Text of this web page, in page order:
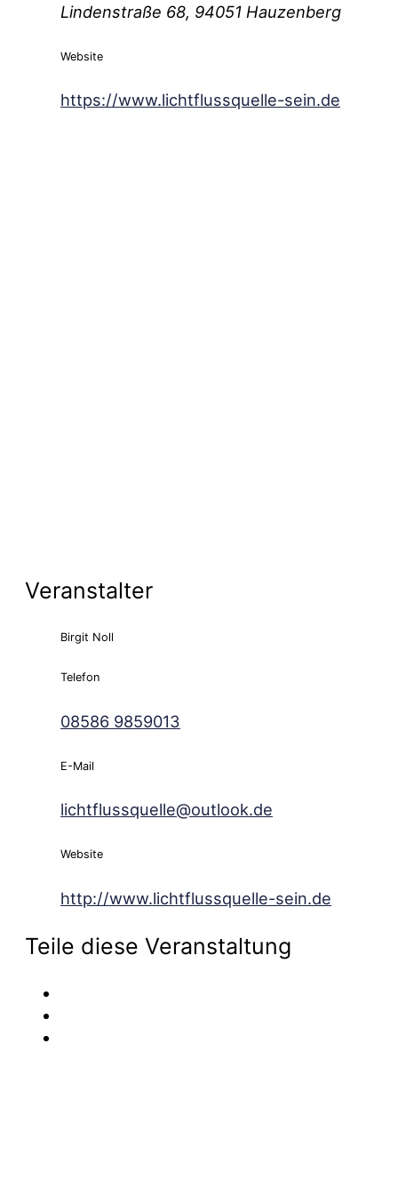
Lindenstraße 68, 94051 Hauzenberg
Website
https://www.lichtflussquelle-sein.de
Veranstalter
Birgit Noll
Telefon
08586 9859013
E-Mail
lichtflussquelle@outlook.de
Website
http://www.lichtflussquelle-sein.de
Teile diese Veranstaltung